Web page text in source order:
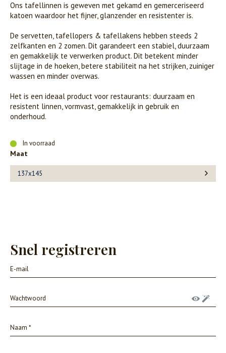
Ons tafellinnen is geweven met gekamd en gemerceriseerd
katoen waardoor het fijner, glanzender en resistenter is.
De servetten, tafellopers & tafellakens hebben steeds 2
zelfkanten en 2 zomen. Dit garandeert een stabiel, duurzaam
en gemakkelijk te verwerken product. Dit betekent minder
slijtage in de hoeken, betere stabiliteit na het strijken, zuiniger
wassen en minder overwas.
Het is een ideaal product voor restaurants: duurzaam en
resistent linnen, vormvast, gemakkelijk in gebruik en
onderhoud.
In voorraad
Maat
137x145
Snel registreren